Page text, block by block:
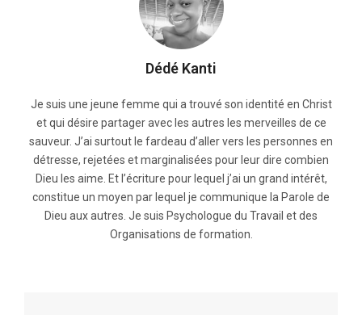
Dédé Kanti
Je suis une jeune femme qui a trouvé son identité en Christ
et qui désire partager avec les autres les merveilles de ce
sauveur. J’ai surtout le fardeau d’aller vers les personnes en
détresse, rejetées et marginalisées pour leur dire combien
Dieu les aime. Et l’écriture pour lequel j’ai un grand intérêt,
constitue un moyen par lequel je communique la Parole de
Dieu aux autres. Je suis Psychologue du Travail et des
Organisations de formation.